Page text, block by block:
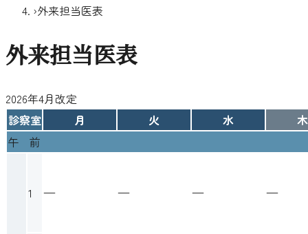
›外来担当医表
外来担当医表
2026年4月改定
診察室
月 火 水
木
午 前
1 — — — —